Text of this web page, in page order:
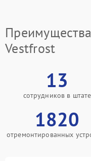
Vestfrost
13
сотрудников в штате
1820
отремонтированных